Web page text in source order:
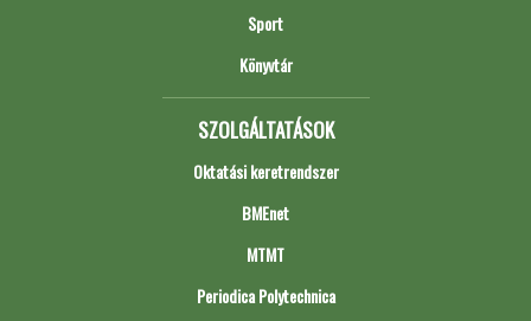
Sport
Könyvtár
SZOLGÁLTATÁSOK
Oktatási keretrendszer
BMEnet
MTMT
Periodica Polytechnica